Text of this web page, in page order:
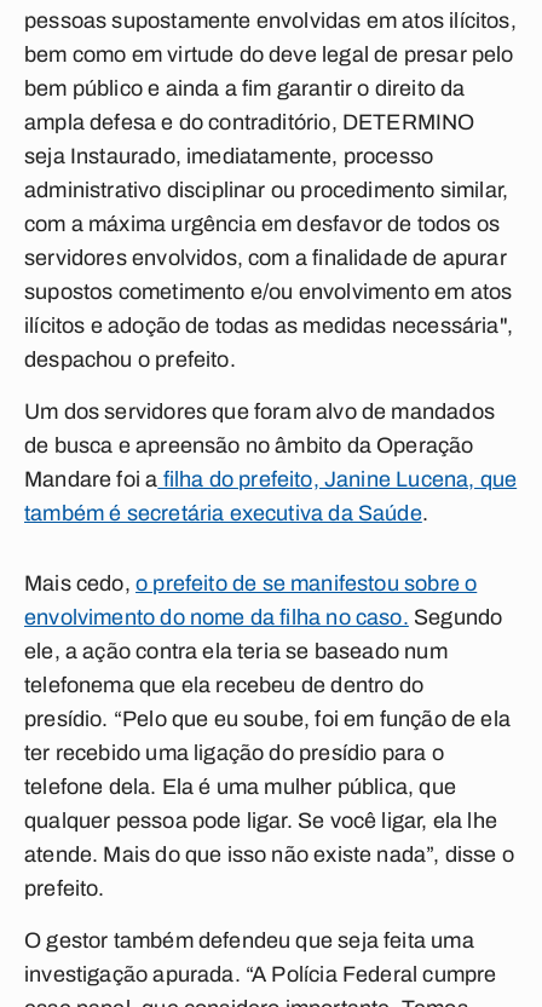
pessoas supostamente envolvidas em atos ilícitos,
bem como em virtude do deve legal de presar pelo
bem público e ainda a fim garantir o direito da
ampla defesa e do contraditório, DETERMINO
seja Instaurado, imediatamente, processo
administrativo disciplinar ou procedimento similar,
com a máxima urgência em desfavor de todos os
servidores envolvidos, com a finalidade de apurar
supostos cometimento e/ou envolvimento em atos
ilícitos e adoção de todas as medidas necessária",
despachou o prefeito.
Um dos servidores que foram alvo de mandados
de busca e apreensão no âmbito da Operação
Mandare foi a filha do prefeito, Janine Lucena, que
também é secretária executiva da Saúde.
Mais cedo, o prefeito de se manifestou sobre o
envolvimento do nome da filha no caso. Segundo
ele, a ação contra ela teria se baseado num
telefonema que ela recebeu de dentro do
presídio. “Pelo que eu soube, foi em função de ela
ter recebido uma ligação do presídio para o
telefone dela. Ela é uma mulher pública, que
qualquer pessoa pode ligar. Se você ligar, ela lhe
atende. Mais do que isso não existe nada”, disse o
prefeito.
O gestor também defendeu que seja feita uma
investigação apurada. “A Polícia Federal cumpre